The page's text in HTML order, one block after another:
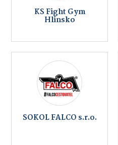
KS Fight Gym
Hlinsko
SOKOL FALCO s.r.o.